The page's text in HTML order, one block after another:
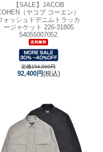
【SALE】 JACOB
（ヤコブ コーエン）
ォッシュドデニムトラッカ
ージャケット 226-31805
54055007052
定価154,000円
92,400円(税込)